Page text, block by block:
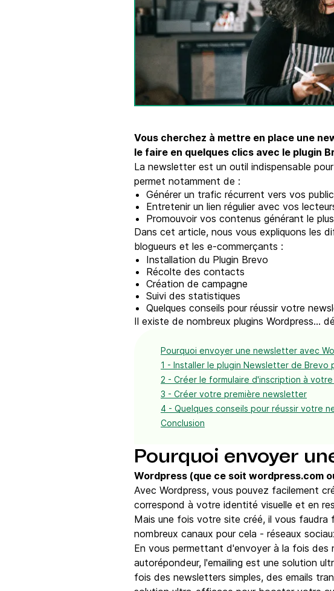
Intégrations
Connectez Brevo à plus de 150 outils numériques
comme Shopify, WordPress, Stripe, Zapier, etc.
Vous cherchez à mettre en place une
le faire en quelques clics avec le plugin
La newsletter est un outil indispensable
permet notamment de :
Générer un trafic récurrent vers vos
Entretenir un lien régulier avec vos
Promouvoir vos contenus générant le
Dans cet article, nous vous expliquons les
blogueurs et les e-commerçants :
Installation du Plugin Brevo
Récolte des contacts
Création de campagne
Suivi des statistiques
Quelques conseils pour réussir votre
Il existe de nombreux plugins Wordpress...
Pourquoi envoyer une newsletter avec
1 - Installer le plugin Newsletter de Brevo
2 - Créer le formulaire d'inscription à
3 - Créer votre première newsletter
4 - Quelques conseils pour réussir votre
Conclusion
Pourquoi envoyer
Wordpress (que ce soit wordpress.com
Avec Wordpress, vous pouvez facilement
correspond à votre identité visuelle et en
Mais une fois votre site créé, il vous faudra
nombreux canaux pour cela - réseaux
En vous permettant d'envoyer à la fois des
autorépondeur, l'emailing est une solution
fois des newsletters simples, des emails